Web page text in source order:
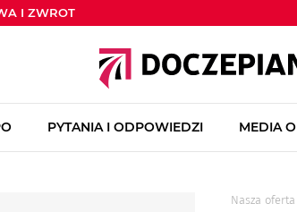
I ZWROT
PYTANIA I ODPOWIEDZI MEDIA
Nasza oferta